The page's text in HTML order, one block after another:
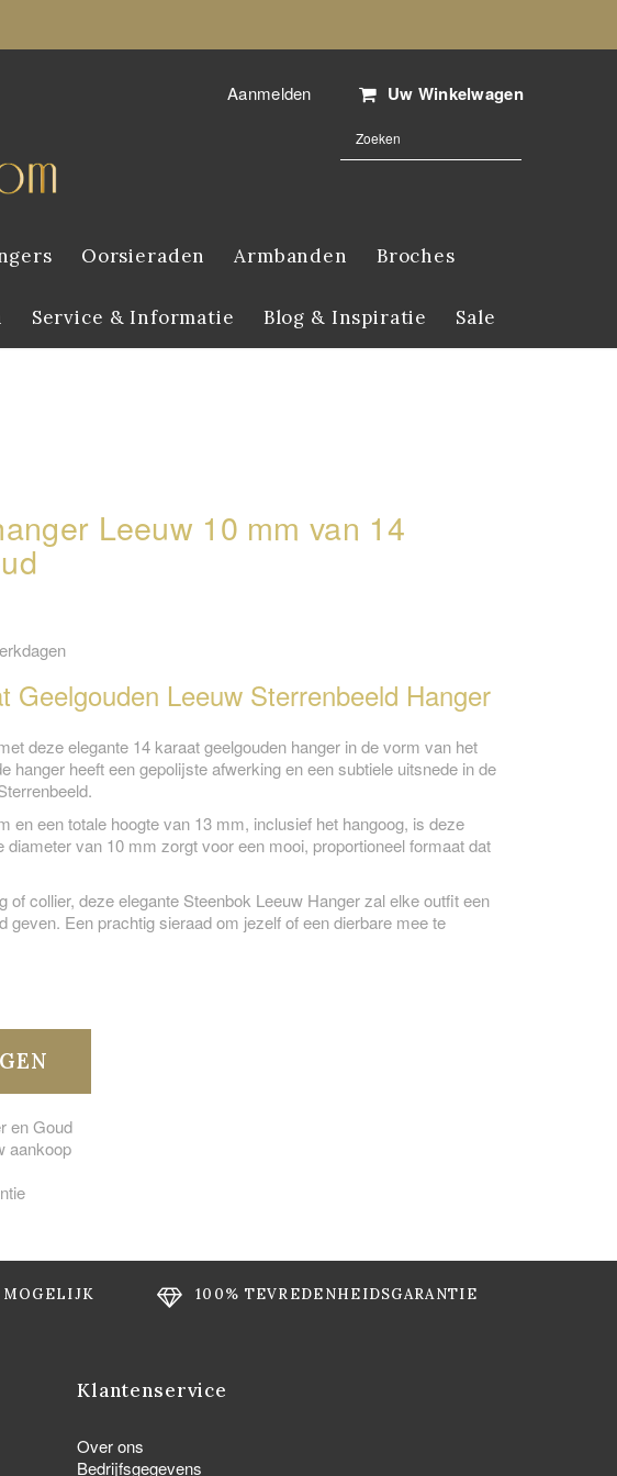
Uw Winkelwagen
Aanmelden
Oorsieraden Armbanden Broches
Service & Informatie Blog & Inspiratie Sale
Leeuw 10 mm van 14
Geelgouden Leeuw Sterrenbeeld Hanger
deze elegante 14 karaat geelgouden hanger in de vorm van het
hanger heeft een gepolijste afwerking en een subtiele uitsnede in de
en een totale hoogte van 13 mm, inclusief het hangoog, is deze
diameter van 10 mm zorgt voor een mooi, proportioneel formaat dat
of collier, deze elegante Steenbok Leeuw Hanger zal elke outfit een
geven. Een prachtig sieraad om jezelf of een dierbare mee te
en Goud
aankoop
MOGELIJK 100% TEVREDENHEIDSGARANTIE
Klantenservice
Over ons
Bedrijfsgegevens